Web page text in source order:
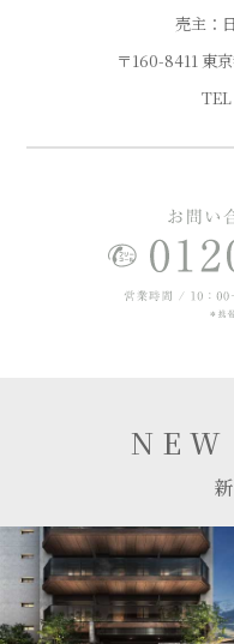
売主：
〒160-8411 東
TEL